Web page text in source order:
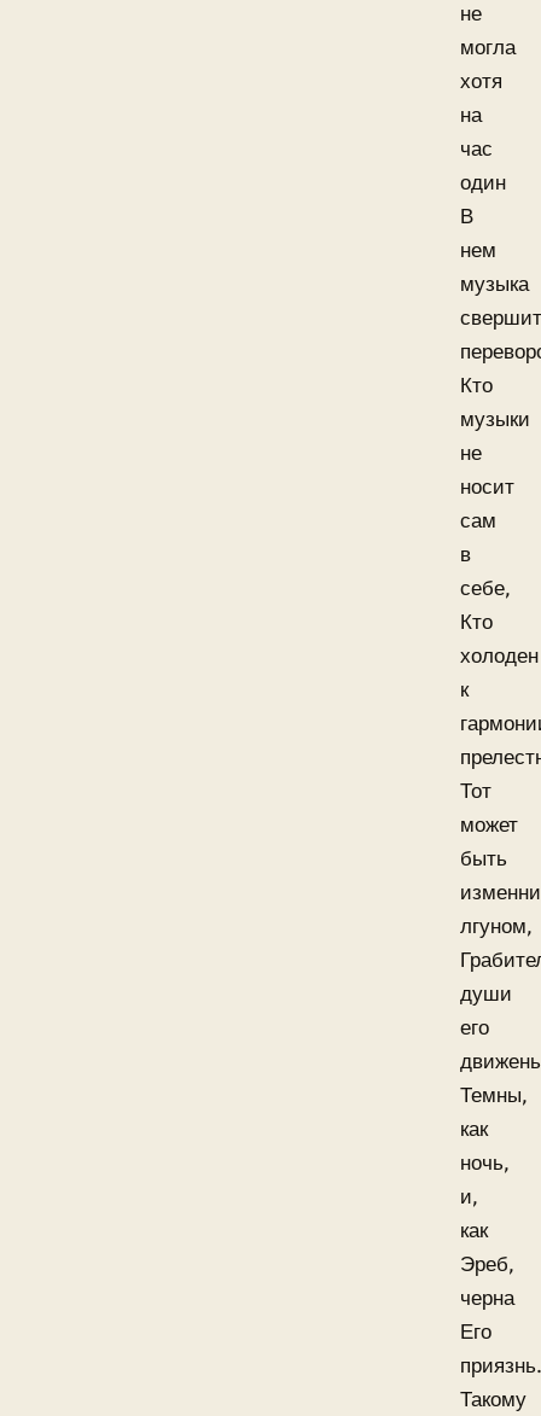
не
могла
хотя
на
час
один
В
нем
музыка
Кто
музыки
не
носит
сам
в
себе,
Кто
холоден
к
Тот
может
быть
лгуном,
души
его
Темны,
как
ночь,
и,
как
Эреб,
черна
Его
Такому